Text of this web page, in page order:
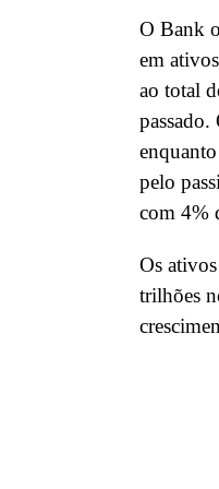
O Bank
em
ao total
passado.
pelo
com 4%
Os
trilhões